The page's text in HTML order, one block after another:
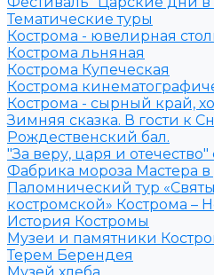
Тематические туры
Кострома - ювелирная
Кострома льняная
Кострома Купеческая
Кострома
Кострома - сырный край,
Зимняя сказка. В гости к
Рождественский бал.
"За веру, царя и отечество"
Фабрика мороза Мастера в
Паломнический тур
костромской» Кострома –
История Костромы
Музеи и памятники
Терем Берендея